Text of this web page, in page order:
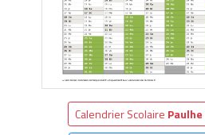
Calendrier Scolaire Paulhe